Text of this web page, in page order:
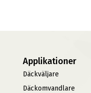
Applikationer
Däckväljare
Däckomvandlare